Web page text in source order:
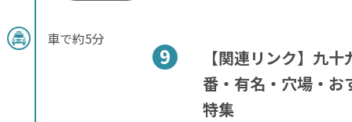
車で約5分
【関連リンク】九
番・有名・穴場・お
特集